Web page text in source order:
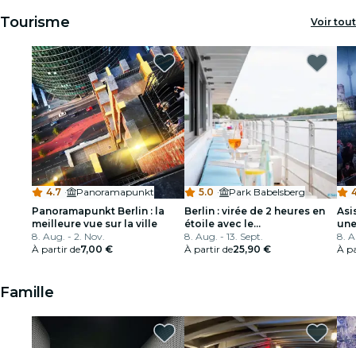
Tourisme Voir tout
4.7 ·
Panoramapunkt
Panoramapunkt Berlin : la
meilleure vue sur la ville
8. Aug. - 2. Nov.
À partir de7,00 €
5.0 ·
Park Babelsberg
Berlin : virée de 2 heures en
étoile avec le
Solarkatamaran
8. Aug. - 13. Sept.
À partir de25,90 €
8.
À
Famille